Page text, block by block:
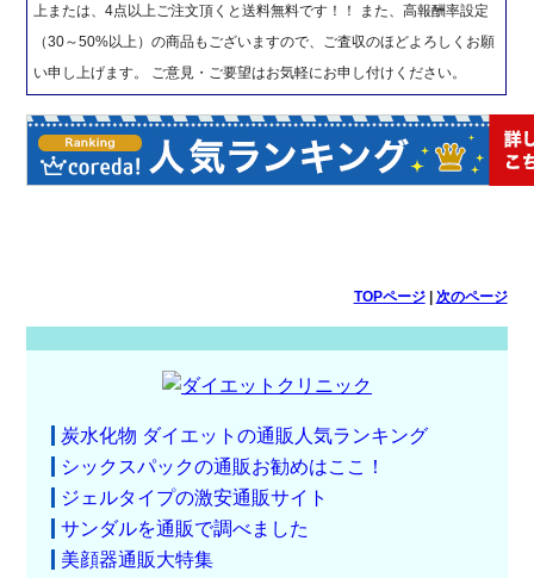
上または、4点以上ご注文頂くと送料無料です！！ また、高報酬率設定
（30～50%以上）の商品もございますので、ご査収のほどよろしくお願
い申し上げます。 ご意見・ご要望はお気軽にお申し付けください。
TOPページ| 次のページ
炭水化物 ダイエットの通販人気ランキング
シックスパックの通販お勧めはここ！
ジェルタイプの激安通販サイト
サンダルを通販で調べました
美顔器通販大特集